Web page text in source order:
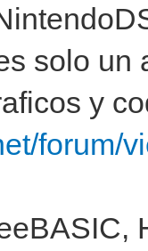
solo un
y
forum/